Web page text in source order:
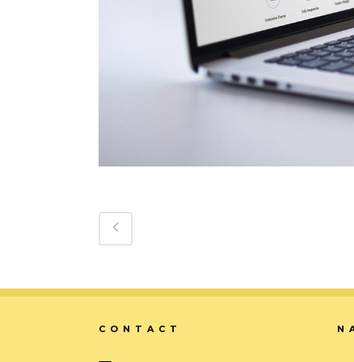
CONTACT